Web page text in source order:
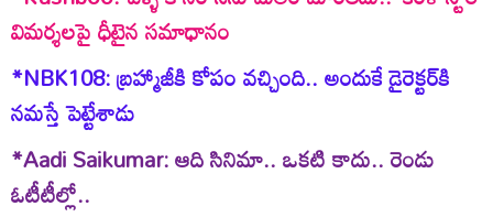
విమర్శలపై ధీటైన సమాధానం
*NBK108: బ్రహ్మాజీకి కోపం వచ్చింది.. అందుకే డైరెక్టర్‌కి
నమస్తే పెట్టేశాడు
*Aadi Saikumar: ఆది సినిమా.. ఒకటి కాదు.. రెండు
ఓటీటీల్లో..